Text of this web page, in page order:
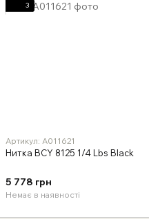
3
Артикул: A011621
Нитка BCY 8125 1/4 Lbs Black
5 778 грн
Немає в наявності